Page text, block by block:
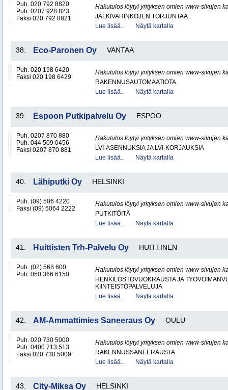
Puh. 020 792 8820
Puh. 0207 928 823
Faksi 020 792 8821
Hakutulos löytyi yrityksen omien www-sivujen
JÄLKIVAHINKOJEN TORJUNTAA
Lue lisää..
Näytä kartalla
38. Eco-Paronen Oy VANTAA
Puh. 020 198 6420
Faksi 020 198 6429
Hakutulos löytyi yrityksen omien www-sivujen
RAKENNUSAUTOMAATIOTA
Lue lisää..
Näytä kartalla
39. Espoon Putkipalvelu Oy ESPOO
Puh. 0207 870 880
Puh. 044 509 0456
Faksi 0207 870 881
Hakutulos löytyi yrityksen omien www-sivujen
LVI-ASENNUKSIA JA LVI-KORJAUKSIA
Lue lisää..
Näytä kartalla
40. Lähiputki Oy HELSINKI
Puh. (09) 506 4220
Faksi (09) 5064 2222
Hakutulos löytyi yrityksen omien www-sivujen
PUTKITÖITÄ
Lue lisää..
Näytä kartalla
41. Huittisten Trh-Palvelu Oy HUITTINEN
Puh. (02) 568 600
Puh. 050 366 6150
Hakutulos löytyi yrityksen omien www-sivujen
HENKILÖSTÖVUOKRAUSTA JA
KIINTEISTÖPALVELUJA
Lue lisää..
Näytä kartalla
42. AM-Ammattimies Saneeraus Oy OULU
Puh. 020 730 5000
Puh. 0400 713 513
Faksi 020 730 5009
Hakutulos löytyi yrityksen omien www-sivujen
RAKENNUSSANEERAUSTA
Lue lisää..
Näytä kartalla
43. City-Miksa Oy HELSINKI